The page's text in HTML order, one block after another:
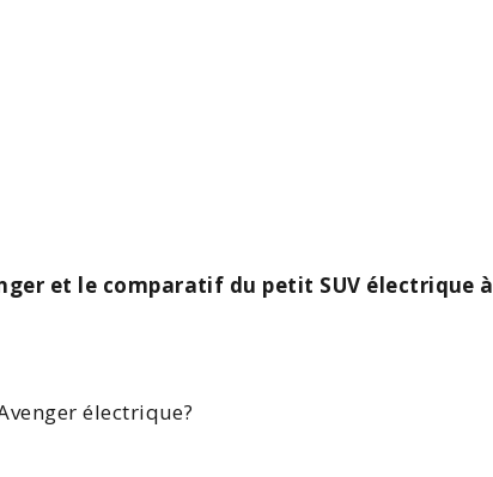
et le comparatif du petit SUV électrique à
électrique?